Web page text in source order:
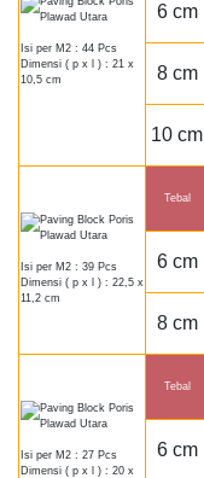
Isi per M2 : 44 Pcs
Dimensi ( p x l ) : 21 x
10,5 cm
6 cm
8 cm
10 cm
Isi per M2 : 39 Pcs
Dimensi ( p x l ) : 22,5 x
11,2 cm
Tebal
6 cm
8 cm
Isi per M2 : 27 Pcs
Dimensi ( p x l ) : 20 x
Tebal
6 cm